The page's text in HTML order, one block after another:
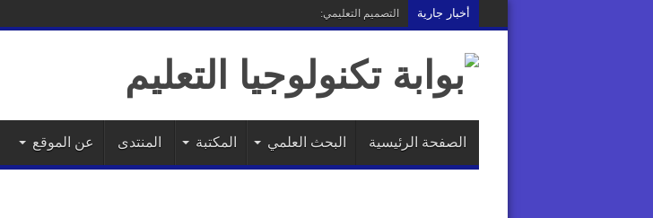
أخبار جارية التصميم التعليمي: هل نصمم الخبرات أم سلوك المستخ
الصفحة الرئيسية البحث العلمي المكتبة المنتدى عن الموقع